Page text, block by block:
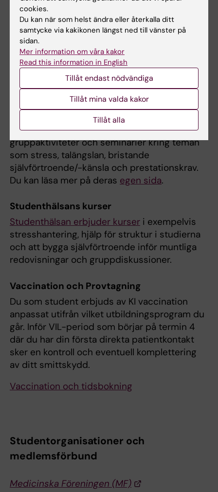
Friskvårdens pass. Du kan även delta i olika
aktiviteter arrangerade av Stockholms
Studenters Idrottsförening (SSIF) och att träna
på Friskis & Svettis till rabatterat pris.
Träning och friskvård på KI
Studenthälsan
Hos Studenthälsan kan du få individuell
kontakt i form av stöd, rådgivning och samtal.
Du har också möjlighet att delta i olika
gruppaktiviteter och seminarier kring teman
som stress, talängslan, bristande
självförtroende/-känsla och prestationskrav.
Du kan läsa mer på deras egen sida.
Studenthälsans kurser
Studenthälsan erbjuder kurser i exempelvis
stresshantering, hjälp för struktur i studierna
och att bygga självförtroende inför muntliga
redovisningar och gruppdiskussioner.
Vaccination och Provtagning
Du som student erbjuds av KI vaccination
anpassat utifrån vilket utbildningsprogram du
går. Inför VIL-period som börjar på termin 4
där du har din första direkta patientkontakt
sker en kontroll och eventuell komplettering
av ditt smittskydd.
Vaccination och tidsbokning
Studentorganisationer och
medlemsförbund
Medicinska Föreningen (MF)
cookies.
Du kan när som helst ändra eller återkalla ditt
samtycke via kakikonen längst ned till vänster på
sidan.
Mer information om våra kakor
Read this information in English
Tillåt endast nödvändiga
Tillåt mina valda kakor
Tillåt alla